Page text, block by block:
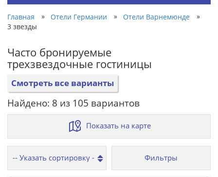
Главная » Отели Германии » Отели Варнемюнде
»
3 звезды
Часто бронируемые
трехзвездочные гостиницы
Смотреть все варианты
Найдено: 8 из 105 вариантов
Показать на карте
Фильтры